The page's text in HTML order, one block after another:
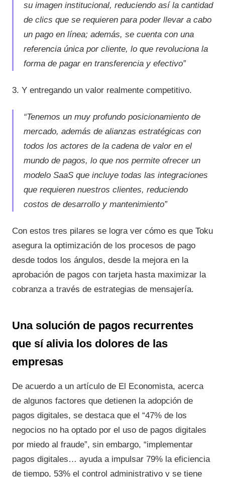
su imagen institucional, reduciendo así la cantidad
de clics que se requieren para poder llevar a cabo
un pago en línea; además, se cuenta con una
referencia única por cliente, lo que revoluciona la
forma de pagar en transferencia y efectivo”
3. Y entregando un valor realmente competitivo.
“Tenemos un muy profundo posicionamiento de
mercado, además de alianzas estratégicas con
todos los actores de la cadena de valor en el
mundo de pagos, lo que nos permite ofrecer un
modelo SaaS que incluye todas las integraciones
que requieren nuestros clientes, reduciendo
costos de desarrollo y mantenimiento”
Con estos tres pilares se logra ver cómo es que Toku
asegura la optimización de los procesos de pago
desde todos los ángulos, desde la mejora en la
aprobación de pagos con tarjeta hasta maximizar la
cobranza a través de estrategias de mensajería.
Una solución de pagos recurrentes
que sí alivia los dolores de las
empresas
De acuerdo a un artículo de El Economista, acerca
de algunos factores que detienen la adopción de
pagos digitales, se destaca que el “47% de los
negocios no ha optado por el uso de pagos digitales
por miedo al fraude”, sin embargo, “implementar
pagos digitales… ayuda a impulsar 79% la eficiencia
de tiempo, 53% el control administrativo y se tiene